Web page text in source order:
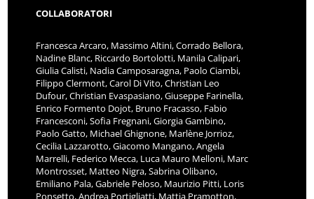
COLLABORATORI
Francesca Arcaro, Massimo Altini, Corrado Bellora,
Nadine Blanc, Riccardo Bortolotti, Manila Calipari,
Giulia Calisti, Nadia Camposaragna, Paolo Ciambi,
Filippo Clermont, Carol Di Vito, Christian Leo
Dufour, Christian Evaspasiano, Giuseppe Farinella,
Enrico Formento Dojot, Bruno Fracasso, Fabio
Francesconi, Sofia Fregnani, Giorgia Gambino,
Paolo Gatto, Michael Ghignone, Marlène Jorrioz,
Cecilia Lazzarotto, Giacomo Mangano, Angela
Marrelli, Federico Mecca, Luca Mauro Melloni, Marc
Montrosset, Matteo Nigra, Sabrina Olibano,
Emiliano Pala, Gabriele Peloso, Maurizio Pitti, Loris
Ponsetto, Andrea Portigliatti, Mattia Pramotton,